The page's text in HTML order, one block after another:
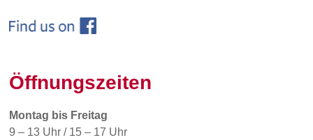
Öffnungszeiten
Montag bis Freitag
9 – 13 Uhr / 15 – 17 Uhr